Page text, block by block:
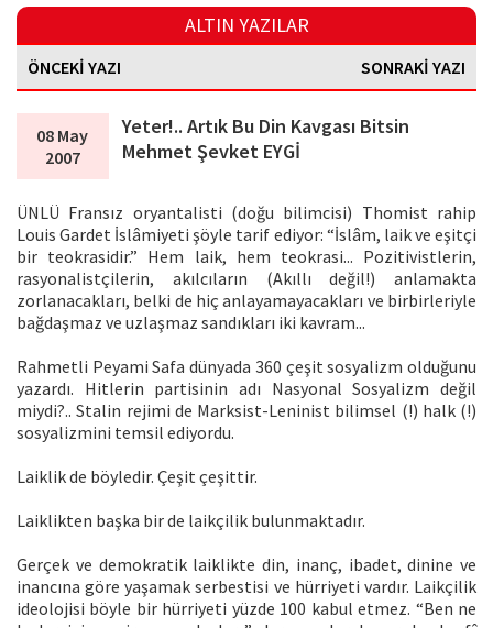
ALTIN YAZILAR
ÖNCEKİ YAZI SONRAKİ YAZI
08 May
2007
Yeter!.. Artık Bu Din Kavgası Bitsin
Mehmet Şevket EYGİ
ÜNLÜ Fransız oryantalisti (doğu bilimcisi) Thomist rahip
Louis Gardet İslâmiyeti şöyle tarif ediyor: “İslâm, laik ve eşitçi
bir teokrasidir.” Hem laik, hem teokrasi... Pozitivistlerin,
rasyonalistçilerin, akılcıların (Akıllı değil!) anlamakta
zorlanacakları, belki de hiç anlayamayacakları ve birbirleriyle
bağdaşmaz ve uzlaşmaz sandıkları iki kavram...
Rahmetli Peyami Safa dünyada 360 çeşit sosyalizm olduğunu
yazardı. Hitlerin partisinin adı Nasyonal Sosyalizm değil
miydi?.. Stalin rejimi de Marksist-Leninist bilimsel (!) halk (!)
sosyalizmini temsil ediyordu.
Laiklik de böyledir. Çeşit çeşittir.
Laiklikten başka bir de laikçilik bulunmaktadır.
Gerçek ve demokratik laiklikte din, inanç, ibadet, dinine ve
inancına göre yaşamak serbestisi ve hürriyeti vardır. Laikçilik
ideolojisi böyle bir hürriyeti yüzde 100 kabul etmez. “Ben ne